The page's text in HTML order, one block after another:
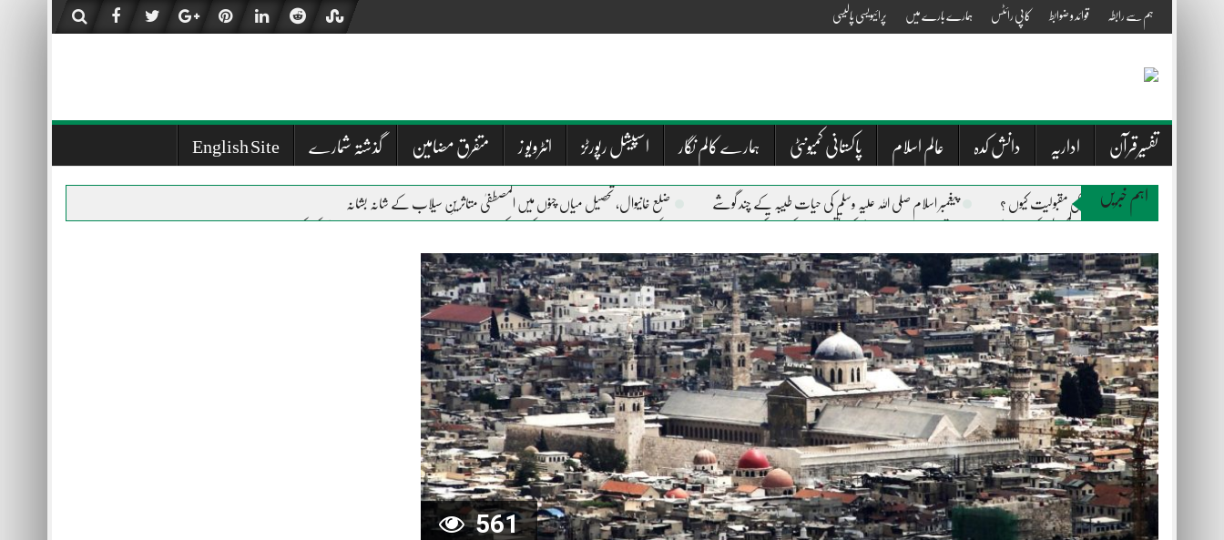
content
ہم سے رابطہ قوائد و ضوابط کاپی رائٹس ہمارے بارے میں پرائیویسی پالیسی
تفسیرقرآن اداریہ دانش کدہ عالم اسلام پاکستانی کمیونٹی ہمارے کالم نگار اسپیشل رپورٹز انٹرویو ز متفرق مضامین گذشتہ شمارے English Site
اہم خبریں
ریفارم پارٹی کی مقبولیت کیوں ؟ پیغمبر اسلام صلی اللہ علیہ وسلم کی حیات طیبہ کے چند گوشے ضلع خانیوال، تحصیل میاں چنوں میں المصطفیٰ متاثرینِ سیلاب کے شانہ بشانہ
سیلاب زدگان کی خدمت کا سفر جاری ۔۔۔ کینیڈا سے تشریف لائے ہوئے معزز مہمان جناب یار محمد کا لاہور میں المصطفیٰ آئی ہسپتال ، المصطفیٰ دسترخوان اور المصطفیٰ پاکستان کے ہیڈ آفس کا وزٹ
المصطفیٰ ویلفیئر ٹرسٹ اور ٹیئر ٹو سمال آرگنائزیشن مانچسٹر کے اشتراک سے 450 متاثرین سیلاب میں راشن اور بستروں کی تقسیم پیر سید عبد القادر شاہ جیلانی کا سانحہ ارتحال
561